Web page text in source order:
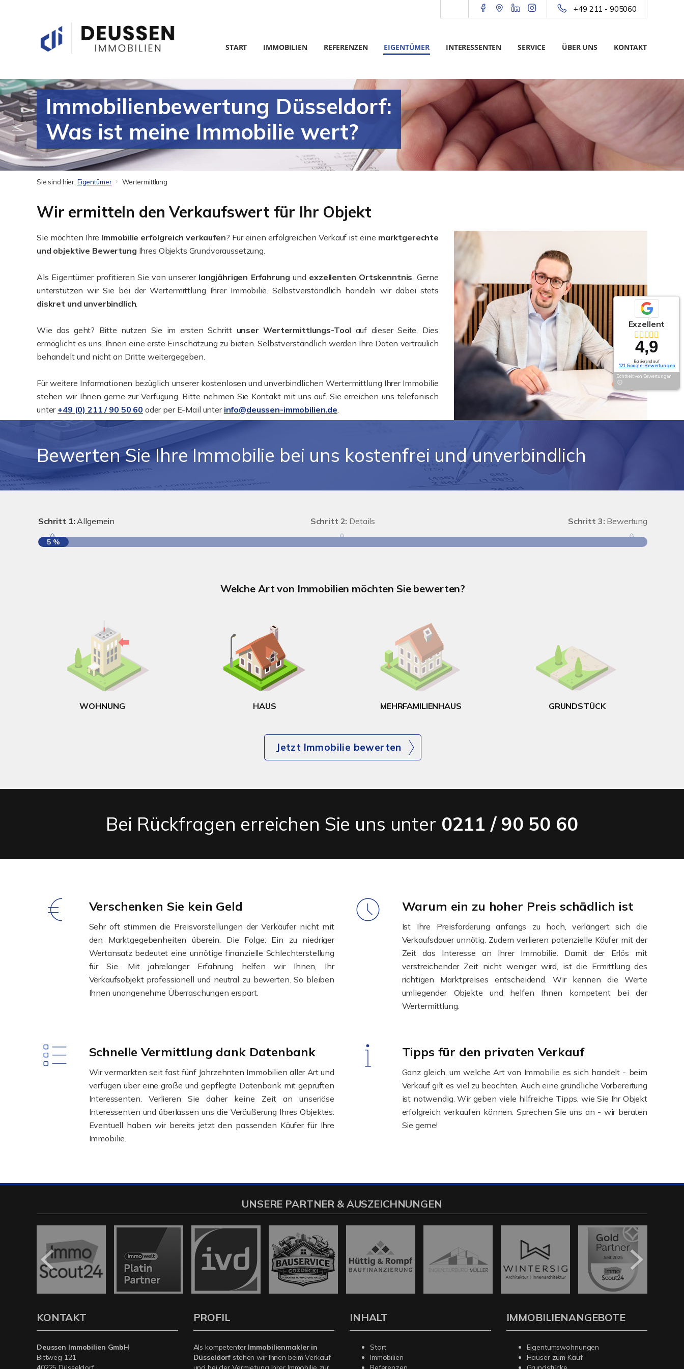
+49 211 - 905060
START IMMOBILIEN REFERENZEN EIGENTÜMER INTERESSENTEN SERVICE ÜBER UNS KONTAKT
Immobilienbewertung Düsseldorf:
Was ist meine Immobilie wert?
Sie sind hier: Eigentümer Wertermittlung
Wir ermitteln den Verkaufswert für Ihr Objekt
Sie möchten Ihre Immobilie erfolgreich verkaufen? Für einen erfolgreichen Verkauf ist eine marktgerechte
und objektive Bewertung Ihres Objekts Grundvoraussetzung.
Als Eigentümer profitieren Sie von unserer langjährigen Erfahrung und exzellenten Ortskenntnis. Gerne
unterstützen wir Sie bei der Wertermittlung Ihrer Immobilie. Selbstverständlich handeln wir dabei stets
diskret und unverbindlich.
Wie das geht? Bitte nutzen Sie im ersten Schritt unser Wertermittlungs-Tool auf dieser Seite. Dies
ermöglicht es uns, Ihnen eine erste Einschätzung zu bieten. Selbstverständlich werden Ihre Daten vertraulich
behandelt und nicht an Dritte weitergegeben.
Für weitere Informationen bezüglich unserer kostenlosen und unverbindlichen Wertermittlung Ihrer Immobilie
stehen wir Ihnen gerne zur Verfügung. Bitte nehmen Sie Kontakt mit uns auf. Sie erreichen uns telefonisch
unter +49 (0) 211 / 90 50 60 oder per E-Mail unter info@deussen-immobilien.de.
Bewerten Sie Ihre Immobilie bei uns kostenfrei und unverbindlich
Schritt 1: Allgemein Schritt 2: Details Schritt 3: Bewertung
5 %
Welche Art von Immobilien möchten Sie bewerten?
WOHNUNG HAUS MEHRFAMILIENHAUS GRUNDSTÜCK
Jetzt Immobilie bewerten
Bei Rückfragen erreichen Sie uns unter 0211 / 90 50 60
Verschenken Sie kein Geld
Sehr oft stimmen die Preisvorstellungen der Verkäufer nicht mit
den Marktgegebenheiten überein. Die Folge: Ein zu niedriger
Wertansatz bedeutet eine unnötige finanzielle Schlechterstellung
für Sie. Mit jahrelanger Erfahrung helfen wir Ihnen, Ihr
Verkaufsobjekt professionell und neutral zu bewerten. So bleiben
Ihnen unangenehme Überraschungen erspart.
Warum ein zu hoher Preis schädlich ist
Ist Ihre Preisforderung anfangs zu hoch, verlängert sich die
Verkaufsdauer unnötig. Zudem verlieren potenzielle Käufer mit der
Zeit das Interesse an Ihrer Immobilie. Damit der Erlös mit
verstreichender Zeit nicht weniger wird, ist die Ermittlung des
richtigen Marktpreises entscheidend. Wir kennen die Werte
umliegender Objekte und helfen Ihnen kompetent bei der
Wertermittlung.
Schnelle Vermittlung dank Datenbank
Wir vermarkten seit fast fünf Jahrzehnten Immobilien aller Art und
verfügen über eine große und gepflegte Datenbank mit geprüften
Interessenten. Verlieren Sie daher keine Zeit an unseriöse
Interessenten und überlassen uns die Veräußerung Ihres Objektes.
Eventuell haben wir bereits jetzt den passenden Käufer für Ihre
Immobilie.
Tipps für den privaten Verkauf
Ganz gleich, um welche Art von Immobilie es sich handelt - beim
Verkauf gilt es viel zu beachten. Auch eine gründliche Vorbereitung
ist notwendig. Wir geben viele hilfreiche Tipps, wie Sie Ihr Objekt
erfolgreich verkaufen können. Sprechen Sie uns an - wir beraten
Sie gerne!
Exzellent
4,9
Basierend auf
121 Google-Bewertungen
Echtheit von Bewertungen
UNSERE PARTNER & AUSZEICHNUNGEN
KONTAKT
Deussen Immobilien GmbH
Bittweg 121
PROFIL
Als kompetenter Immobilienmakler in
Düsseldorf stehen wir Ihnen beim Verkauf
INHALT
Start
Immobilien
IMMOBILIENANGEBOTE
Eigentumswohnungen
Häuser zum Kauf